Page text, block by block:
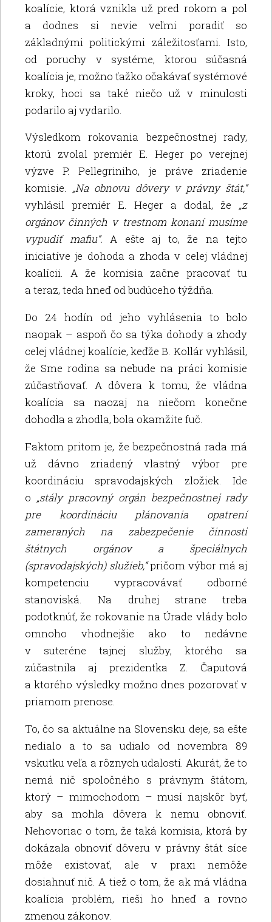
koalície, ktorá vznikla už pred rokom a pol
a dodnes si nevie veľmi poradiť so
základnými politickými záležitosťami. Isto,
od poruchy v systéme, ktorou súčasná
koalícia je, možno ťažko očakávať systémové
kroky, hoci sa také niečo už v minulosti
podarilo aj vydarilo.
Výsledkom rokovania bezpečnostnej rady,
ktorú zvolal premiér E. Heger po verejnej
výzve P. Pellegriniho, je práve zriadenie
komisie. „Na obnovu dôvery v právny štát,“
vyhlásil premiér E. Heger a dodal, že „z
orgánov činných v trestnom konaní musíme
vypudiť mafiu“. A ešte aj to, že na tejto
iniciatíve je dohoda a zhoda v celej vládnej
koalícii. A že komisia začne pracovať tu
a teraz, teda hneď od budúceho týždňa.
Do 24 hodín od jeho vyhlásenia to bolo
naopak – aspoň čo sa týka dohody a zhody
celej vládnej koalície, keďže B. Kollár vyhlásil,
že Sme rodina sa nebude na práci komisie
zúčastňovať. A dôvera k tomu, že vládna
koalícia sa naozaj na niečom konečne
dohodla a zhodla, bola okamžite fuč.
Faktom pritom je, že bezpečnostná rada má
už dávno zriadený vlastný výbor pre
koordináciu spravodajských zložiek. Ide
o „stály pracovný orgán bezpečnostnej rady
pre koordináciu plánovania opatrení
zameraných na zabezpečenie činnosti
štátnych orgánov a špeciálnych
(spravodajských) služieb,“pričom výbor má aj
kompetenciu vypracovávať odborné
stanoviská. Na druhej strane treba
podotknúť, že rokovanie na Úrade vlády bolo
omnoho vhodnejšie ako to nedávne
v suteréne tajnej služby, ktorého sa
zúčastnila aj prezidentka Z. Čaputová
a ktorého výsledky možno dnes pozorovať v
priamom prenose.
To, čo sa aktuálne na Slovensku deje, sa ešte
nedialo a to sa udialo od novembra 89
vskutku veľa a rôznych udalostí. Akurát, že to
nemá nič spoločného s právnym štátom,
ktorý – mimochodom – musí najskôr byť,
aby sa mohla dôvera k nemu obnoviť.
Nehovoriac o tom, že taká komisia, ktorá by
dokázala obnoviť dôveru v právny štát síce
môže existovať, ale v praxi nemôže
dosiahnuť nič. A tiež o tom, že ak má vládna
koalícia problém, rieši ho hneď a rovno
zmenou zákonov.